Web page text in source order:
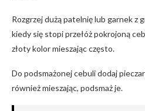
Rozgrzej dużą patelnię lub garnek z
kiedy się stopi przełóż pokrojoną
złoty kolor mieszając często.
Do podsmażonej cebuli dodaj
również mieszając, podsmaż je.